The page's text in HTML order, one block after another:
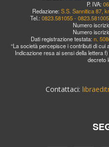
P. IVA:
Redazione: S.S. Sannitica 87,
Tel.: 0823.581055 -
Numero
Numero
Dati registrazione testata: n.
“La società percepisce i contributi di cui
Indicazione resa ai sensi della lettera
decreto
Contattaci: